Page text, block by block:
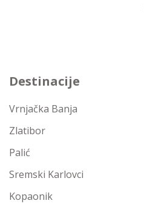
Destinacije
Vrnjačka Banja
Zlatibor
Palić
Sremski Karlovci
Kopaonik